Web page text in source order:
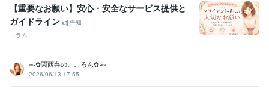
【重要なお願い】安心・安全なサービス提供と
ガイドライン
告知
コラム
⑅⁠˖⁠✿⁠関西弁のこころん✿⁠⁠˖⁠⑅
2026/06/13 17:55